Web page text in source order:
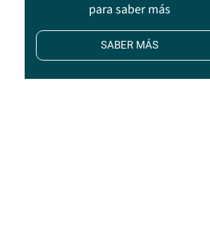
para saber más
SABER MÁS